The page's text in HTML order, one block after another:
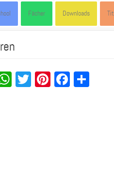
Fächer Downloads
WhatsApp
Twitter
Pinterest